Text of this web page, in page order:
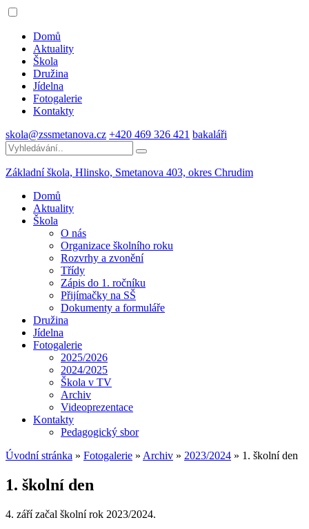
Domů
Aktuality
Škola
Družina
Jídelna
Fotogalerie
Kontakty
skola@zssmetanova.cz +420 469 326 421 bakaláři
Základní škola, Hlinsko, Smetanova 403, okres Chrudim
Domů
Aktuality
Škola
O nás
Organizace školního roku
Rozvrhy a zvonění
Třídy
Zápis do 1. ročníku
Přijímačky na SŠ
Dokumenty a formuláře
Družina
Jídelna
Fotogalerie
2025/2026
2024/2025
Škola v TV
Archiv
Videoprezentace
Kontakty
Pedagogický sbor
Úvodní stránka » Fotogalerie » Archiv » 2023/2024 » 1. školní den
1. školní den
4. září začal školní rok 2023/2024.